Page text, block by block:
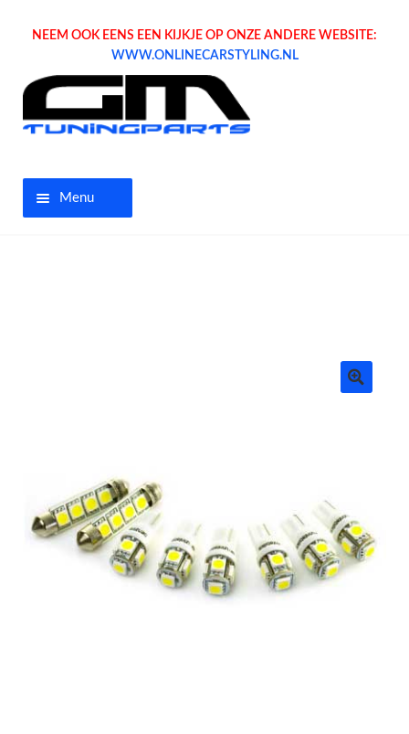
NEEM OOK EENS EEN KIJKJE OP ONZE ANDERE WEBSITE:
WWW.ONLINECARSTYLING.NL
Menu
Bedrijfswagen parts